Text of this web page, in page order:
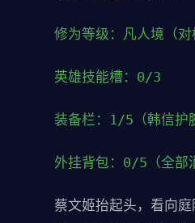
修为等级：凡人境（对
英雄技能槽：0/3
装备栏：1/5（韩信护
外挂背包：0/5（全部
蔡文姬抬起头，看向